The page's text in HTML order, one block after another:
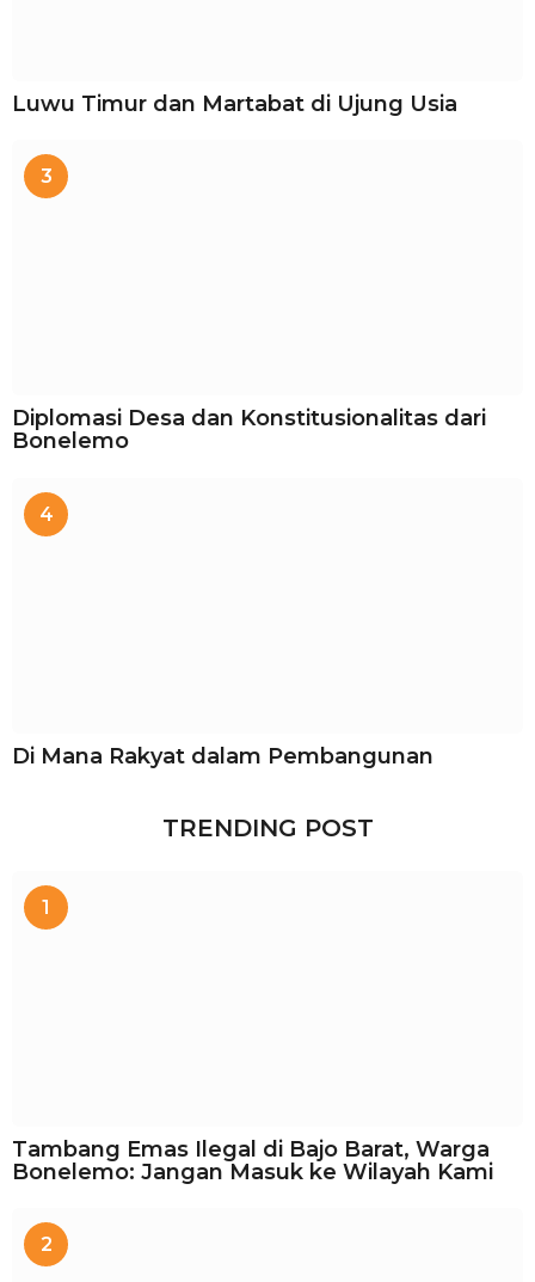
Luwu Timur dan Martabat di Ujung Usia
3
Diplomasi Desa dan Konstitusionalitas dari
Bonelemo
4
Di Mana Rakyat dalam Pembangunan
TRENDING POST
1
Tambang Emas Ilegal di Bajo Barat, Warga
Bonelemo: Jangan Masuk ke Wilayah Kami
2